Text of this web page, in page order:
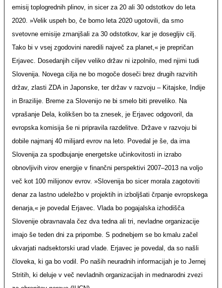
emisij toplogrednih plinov, in sicer za 20 ali 30 odstotkov do leta
2020. »Velik uspeh bo, če bomo leta 2020 ugotovili, da smo
svetovne emisije zmanjšali za 30 odstotkov, kar je dosegljiv cilj.
Tako bi v vsej zgodovini naredili največ za planet,« je prepričan
Erjavec. Dosedanjih ciljev veliko držav ni izpolnilo, med njimi tudi
Slovenija. Novega cilja ne bo mogoče doseči brez drugih razvitih
držav, zlasti ZDA in Japonske, ter držav v razvoju – Kitajske, Indije
in Brazilije. Breme za Slovenijo ne bi smelo biti preveliko. Na
vprašanje Dela, kolikšen bo ta znesek, je Erjavec odgovoril, da
evropska komisija še ni pripravila razdelitve. Države v razvoju bi
dobile najmanj 40 milijard evrov na leto. Povedal je še, da ima
Slovenija za spodbujanje energetske učinkovitosti in izrabo
obnovljivih virov energije v finančni perspektivi 2007–2013 na voljo
več kot 100 milijonov evrov. »Slovenija bo sicer morala zagotoviti
denar za lastno udeležbo v projektih in izboljšati črpanje evropskega
denarja,« je povedal Erjavec. Vlada bo pogajalska izhodišča
Slovenije obravnavala čez dva tedna ali tri, nevladne organizacije
imajo še teden dni za pripombe. S podnebjem se bo kmalu začel
ukvarjati nadsektorski urad vlade. Erjavec je povedal, da so našli
človeka, ki ga bo vodil. Po naših neuradnih informacijah je to Jernej
Stritih, ki deluje v več nevladnih organizacijah in mednarodni zvezi